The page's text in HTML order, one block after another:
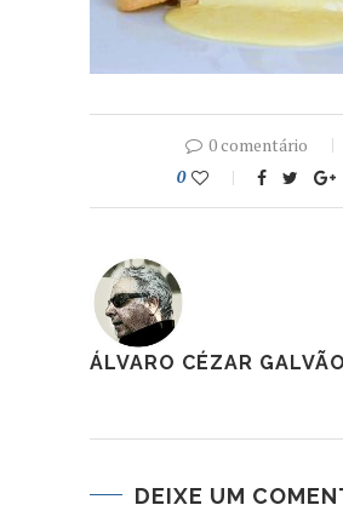
0 comentário
0
ÁLVARO CÉZAR GALVÃO
DEIXE UM